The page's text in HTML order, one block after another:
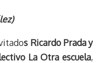
u
s
k
g
l
e
r
s Ricardo Prada y
La Otra escuela,